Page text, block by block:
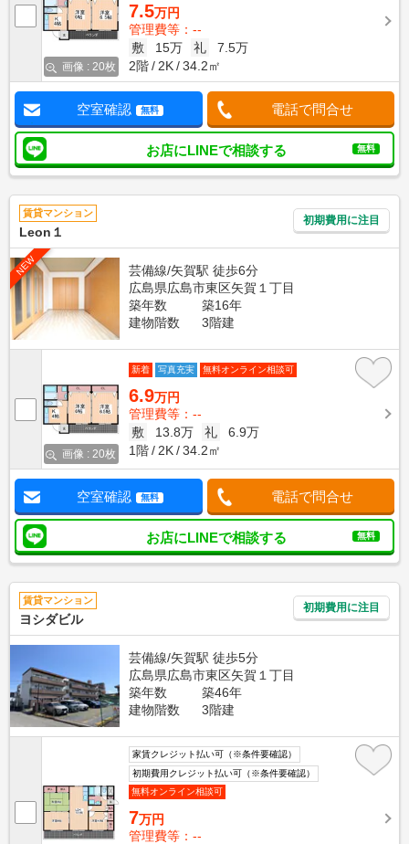
画像 : 20枚
7.5万円
管理費等：--
敷
15万 礼
7.5万
2階
2K 34.2㎡
空室確認 無料 電話で問合せ
お店にLINEで相談する 無料
賃貸マンション
Leon１
初期費用に注目
NEW
芸備線/矢賀駅 徒歩6分
広島県広島市東区矢賀１丁目
築年数
築16年
建物階数
3階建
画像 : 20枚
新着 写真充実 無料オンライン相談可
6.9万円
管理費等：--
敷
13.8万 礼
6.9万
1階
2K 34.2㎡
空室確認 無料 電話で問合せ
お店にLINEで相談する 無料
賃貸マンション
ヨシダビル
初期費用に注目
芸備線/矢賀駅 徒歩5分
広島県広島市東区矢賀１丁目
築年数
築46年
建物階数
3階建
家賃クレジット払い可（※条件要確認）
初期費用クレジット払い可（※条件要確認）
無料オンライン相談可
7万円
管理費等：--